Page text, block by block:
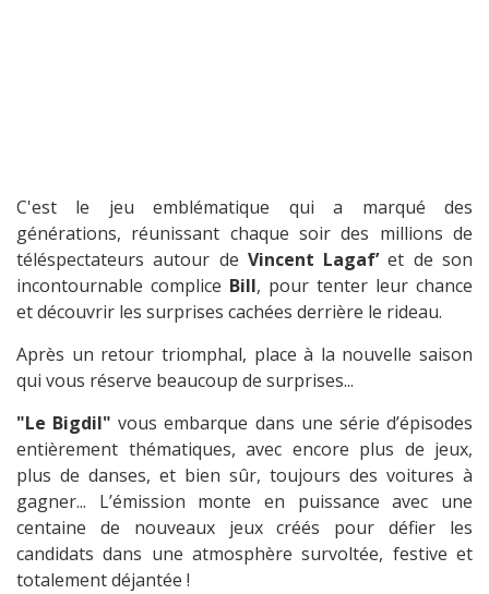
C'est le jeu emblématique qui a marqué des
générations, réunissant chaque soir des millions de
téléspectateurs autour de Vincent Lagaf’et de son
incontournable complice Bill, pour tenter leur chance
et découvrir les surprises cachées derrière le rideau.
Après un retour triomphal, place à la nouvelle saison
qui vous réserve beaucoup de surprises...
"Le Bigdil" vous embarque dans une série d’épisodes
entièrement thématiques, avec encore plus de jeux,
plus de danses, et bien sûr, toujours des voitures à
gagner... L’émission monte en puissance avec une
centaine de nouveaux jeux créés pour défier les
candidats dans une atmosphère survoltée, festive et
totalement déjantée !